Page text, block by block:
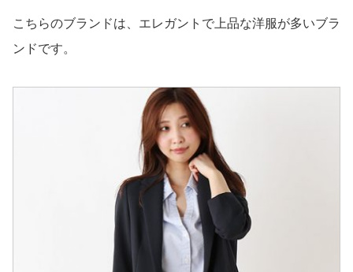
こちらのブランドは、エレガントで上品な洋服が多いブラ
ンドです。